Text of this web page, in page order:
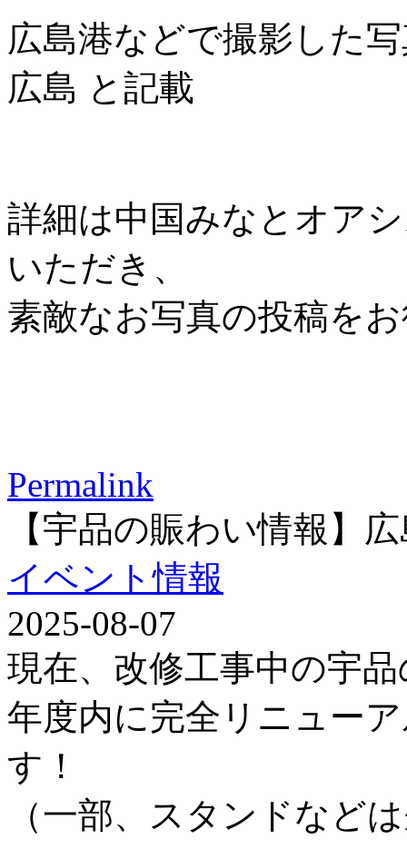
広島港などで撮影した
広島 と記載
詳細は中国みなとオア
いただき、
素敵なお写真の投稿を
Permalink
【宇品の賑わい情報】
イベント情報
2025-08-07
現在、改修工事中の宇
年度内に完全リニュー
す！
（一部、スタンドなど